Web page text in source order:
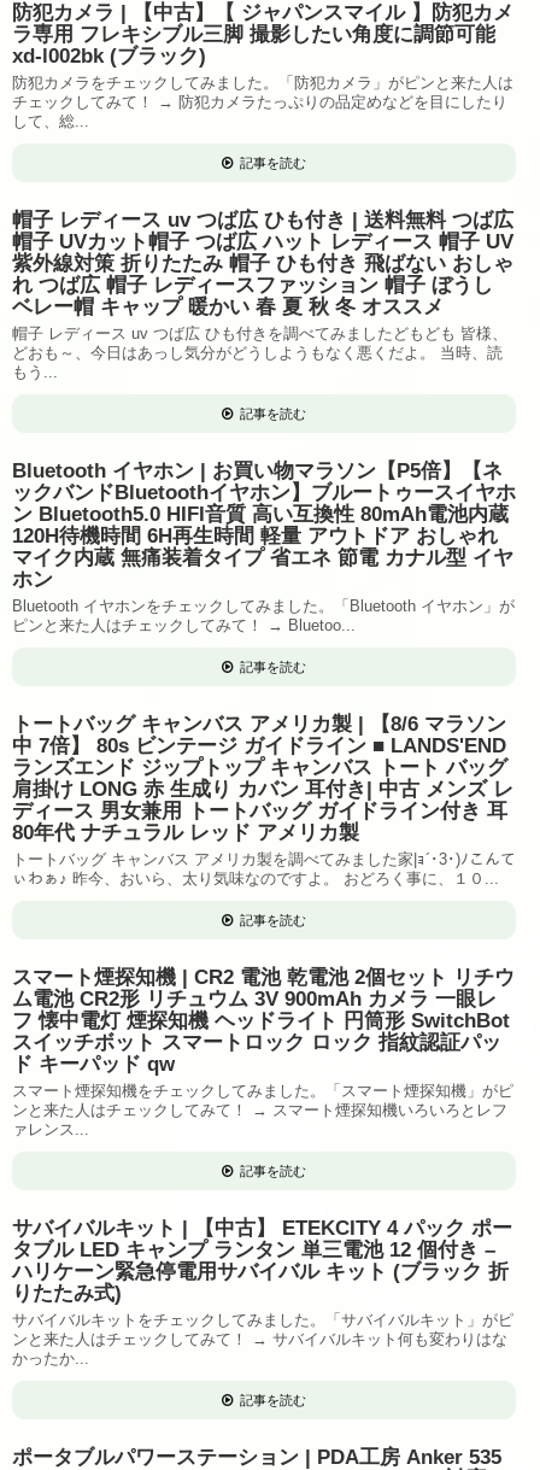
防犯カメラ | 【中古】【 ジャパンスマイル 】防犯カメ
ラ専用 フレキシブル三脚 撮影したい角度に調節可能
xd-l002bk (ブラック)
防犯カメラをチェックしてみました。「防犯カメラ」がピンと来た人は
チェックしてみて！ → 防犯カメラたっぷりの品定めなどを目にしたり
して、総...
記事を読む
帽子 レディース uv つば広 ひも付き | 送料無料 つば広
帽子 UVカット帽子 つば広 ハット レディース 帽子 UV
紫外線対策 折りたたみ 帽子 ひも付き 飛ばない おしゃ
れ つば広 帽子 レディースファッション 帽子 ぼうし
ベレー帽 キャップ 暖かい 春 夏 秋 冬 オススメ
帽子 レディース uv つば広 ひも付きを調べてみましたどもども 皆様、
どおも～、今日はあっし気分がどうしようもなく悪くだよ。 当時、読
もう...
記事を読む
Bluetooth イヤホン | お買い物マラソン【P5倍】【ネ
ックバンドBluetoothイヤホン】ブルートゥースイヤホ
ン Bluetooth5.0 HIFI音質 高い互換性 80mAh電池内蔵
120H待機時間 6H再生時間 軽量 アウトドア おしゃれ
マイク内蔵 無痛装着タイプ 省エネ 節電 カナル型 イヤ
ホン
Bluetooth イヤホンをチェックしてみました。「Bluetooth イヤホン」が
ピンと来た人はチェックしてみて！ → Bluetoo...
記事を読む
トートバッグ キャンバス アメリカ製 | 【8/6 マラソン
中 7倍】 80s ビンテージ ガイドライン ■ LANDS'END
ランズエンド ジップトップ キャンバス トート バッグ
肩掛け LONG 赤 生成り カバン 耳付き| 中古 メンズ レ
ディース 男女兼用 トートバッグ ガイドライン付き 耳
80年代 ナチュラル レッド アメリカ製
トートバッグ キャンバス アメリカ製を調べてみました家|ｮ´･3･)ﾉこんて
ぃわぁ♪ 昨今、おいら、太り気味なのですよ。 おどろく事に、１０...
記事を読む
スマート煙探知機 | CR2 電池 乾電池 2個セット リチウ
ム電池 CR2形 リチュウム 3V 900mAh カメラ 一眼レ
フ 懐中電灯 煙探知機 ヘッドライト 円筒形 SwitchBot
スイッチボット スマートロック ロック 指紋認証パッ
ド キーパッド qw
スマート煙探知機をチェックしてみました。「スマート煙探知機」がピ
ンと来た人はチェックしてみて！ → スマート煙探知機いろいろとレフ
ァレンス...
記事を読む
サバイバルキット | 【中古】 ETEKCITY 4 パック ポー
タブル LED キャンプ ランタン 単三電池 12 個付き –
ハリケーン緊急停電用サバイバル キット (ブラック 折
りたたみ式)
サバイバルキットをチェックしてみました。「サバイバルキット」がピ
ンと来た人はチェックしてみて！ → サバイバルキット何も変わりはな
かったか...
記事を読む
ポータブルパワーステーション | PDA工房 Anker 535